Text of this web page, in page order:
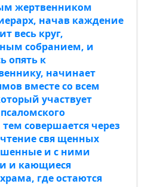
жертвенником
начав каждение
весь круг,
собранием, и
опять к
начинает
вместе со всем
участвует
совершается через
свя щенных
и с ними
и кающиеся
где остаются